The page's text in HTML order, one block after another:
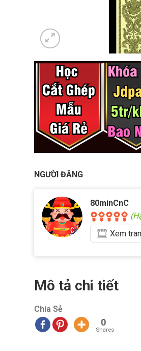
NGƯỜI ĐĂNG
80minCnC
Xem
Mô tả chi tiết
Chia Sẻ
0
Shares